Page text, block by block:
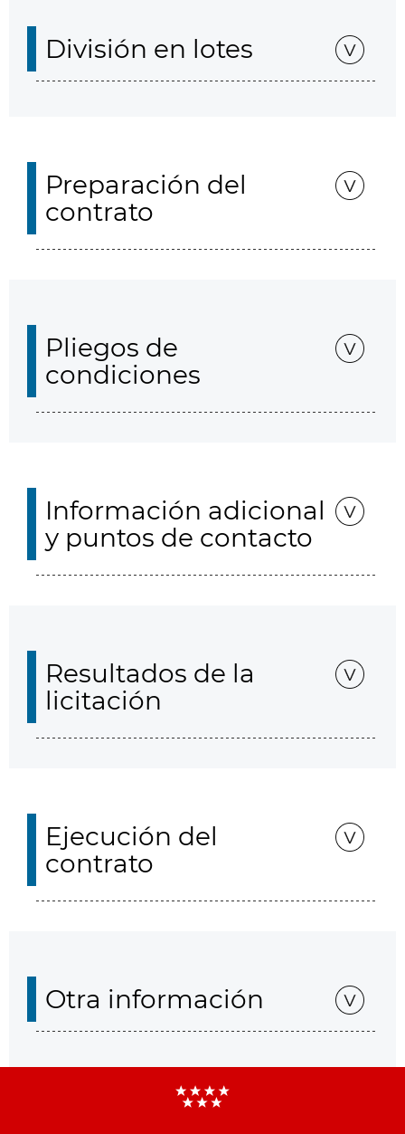
División en lotes
Preparación del
contrato
Pliegos de
condiciones
Información adicional
y puntos de contacto
Resultados de la
licitación
Ejecución del
contrato
Otra información